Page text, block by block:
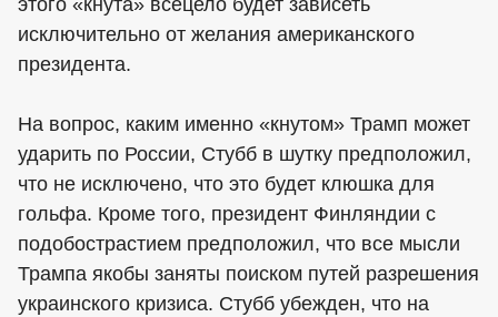
этого «кнута» всецело будет зависеть
исключительно от желания американского
президента.
На вопрос, каким именно «кнутом» Трамп может
ударить по России, Стубб в шутку предположил,
что не исключено, что это будет клюшка для
гольфа. Кроме того, президент Финляндии с
подобострастием предположил, что все мысли
Трампа якобы заняты поиском путей разрешения
украинского кризиса. Стубб убежден, что на